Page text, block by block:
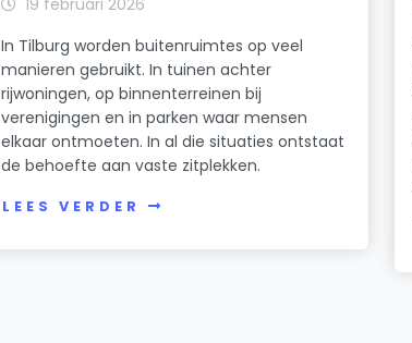
In Tilburg worden buitenruimtes op veel
manieren gebruikt. In tuinen achter
rijwoningen, op binnenterreinen bij
verenigingen en in parken waar mensen
elkaar ontmoeten. In al die situaties ontstaat
de behoefte aan vaste zitplekken.
LEES VERDER